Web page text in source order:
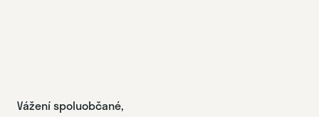
Vážení spoluobčané,